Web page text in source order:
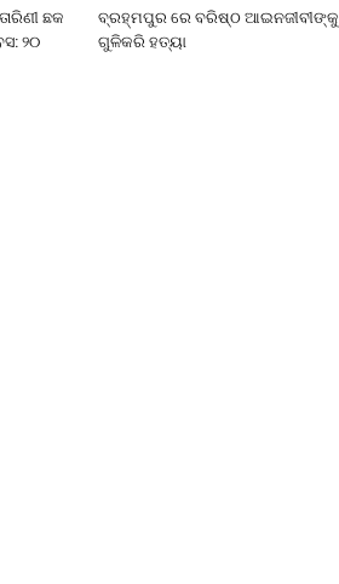
ଛକ
୨୦
ବ୍ରହ୍ମପୁର ରେ ବରିଷ୍ଠ ଆଇନଜୀବୀଙ୍କୁ
ଗୁଳିକରି ହତ୍ୟା